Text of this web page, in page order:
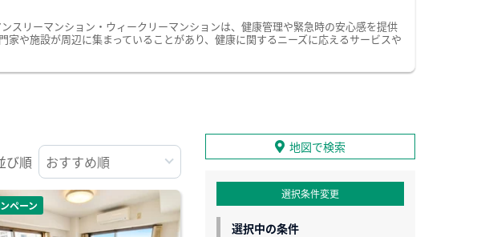
スリーマンション・ウィークリーマンションは、健康管理や緊急時の安心感を提供
や施設が周辺に集まっていることがあり、健康に関するニーズに応えるサービスや
び順
ペーン
地図で検索
選択条件変更
選択中の条件